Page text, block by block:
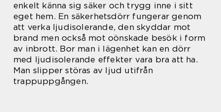
enkelt känna sig säker och trygg inne i sitt
eget hem. En säkerhetsdörr fungerar genom
att verka ljudisolerande, den skyddar mot
brand men också mot oönskade besök i form
av inbrott. Bor man i lägenhet kan en dörr
med ljudisolerande effekter vara bra att ha.
Man slipper störas av ljud utifrån
trappuppgången.